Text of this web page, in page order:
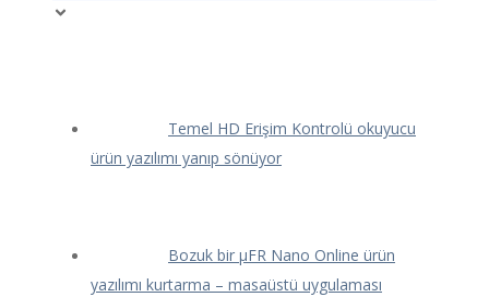
Temel HD Erişim Kontrolü okuyucu
ürün yazılımı yanıp sönüyor
Bozuk bir μFR Nano Online ürün
yazılımı kurtarma – masaüstü uygulaması